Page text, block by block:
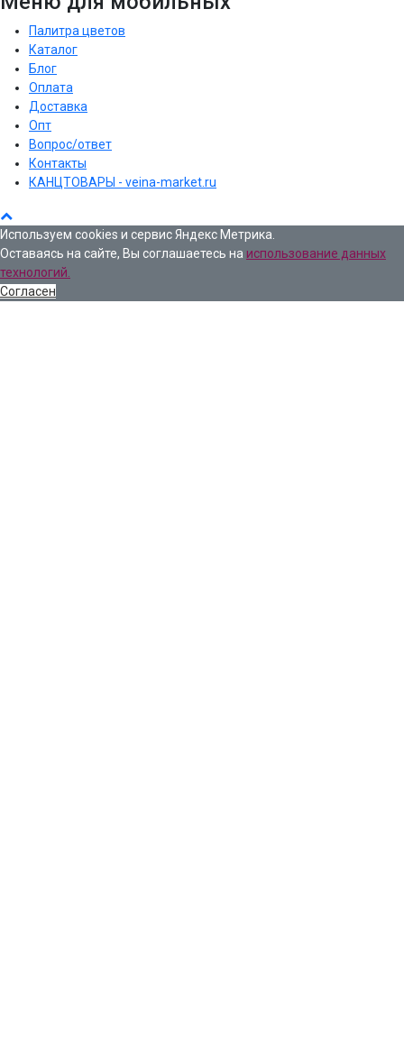
Палитра цветов
Каталог
Блог
Оплата
Доставка
Опт
Вопрос/ответ
Контакты
КАНЦТОВАРЫ - veina-market.ru
Используем cookies и сервис Яндекс Метрика.
Оставаясь на сайте, Вы соглашаетесь на использование данных
технологий.
Согласен